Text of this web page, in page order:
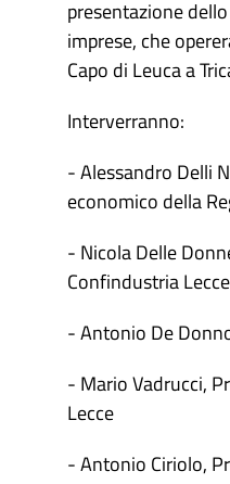
presentazione
imprese, che
Capo di Leuca a
Interverranno:
- Alessandro Delli
economico della
- Nicola Delle
Confindustria Lecce
- Antonio De
- Mario Vadrucci,
Lecce
- Antonio Ciriolo,